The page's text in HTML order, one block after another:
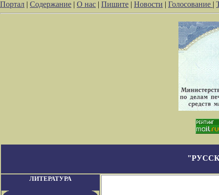
Портал | Содержание | О нас | Пишите | Новости | Голосование |
ЛИТЕРАТУРА